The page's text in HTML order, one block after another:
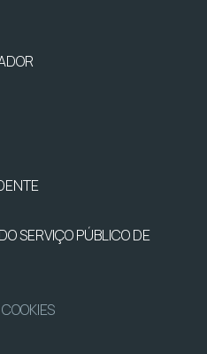
SERVIÇO PÚBLICO DE